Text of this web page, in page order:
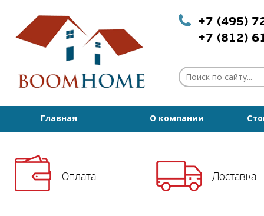
+7 (495)
+7 (812)
Главная О компании
Оплата Доставка